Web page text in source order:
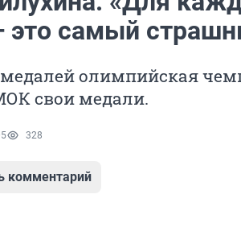
это самый
олимпийская
свои медали.
328
комментарий